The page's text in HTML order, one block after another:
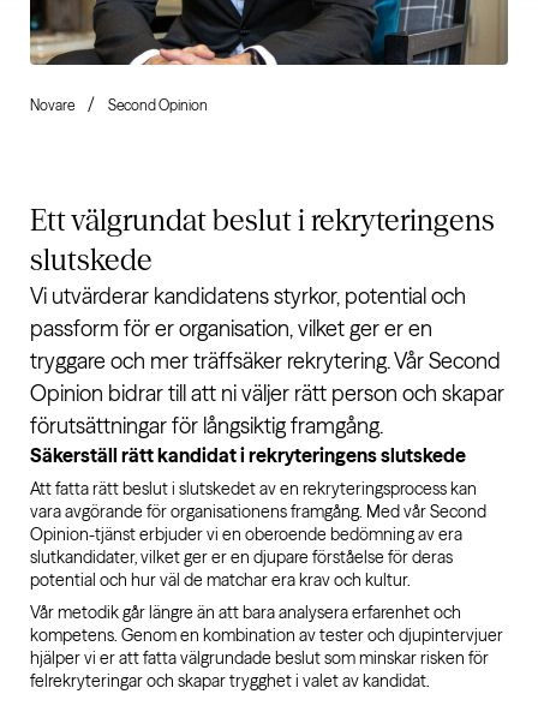
Novare Second Opinion
Ett välgrundat beslut i rekryteringens
slutskede
Vi utvärderar kandidatens styrkor, potential och
passform för er organisation, vilket ger er en
tryggare och mer träffsäker rekrytering. Vår Second
Opinion bidrar till att ni väljer rätt person och skapar
förutsättningar för långsiktig framgång.
Säkerställ rätt kandidat i rekryteringens slutskede
Att fatta rätt beslut i slutskedet av en rekryteringsprocess kan
vara avgörande för organisationens framgång. Med vår Second
Opinion-tjänst erbjuder vi en oberoende bedömning av era
slutkandidater, vilket ger er en djupare förståelse för deras
potential och hur väl de matchar era krav och kultur.
Vår metodik går längre än att bara analysera erfarenhet och
kompetens. Genom en kombination av tester och djupintervjuer
hjälper vi er att fatta välgrundade beslut som minskar risken för
felrekryteringar och skapar trygghet i valet av kandidat.